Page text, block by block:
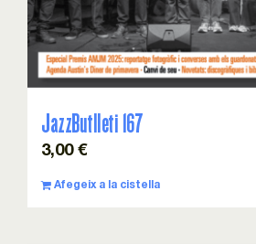
JazzButlleti 167
3,00 €
Afegeix a la cistella